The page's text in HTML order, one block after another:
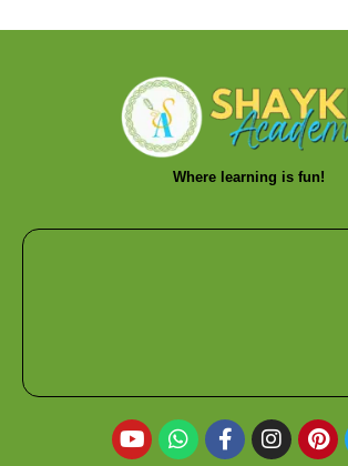
Where learning is fun!